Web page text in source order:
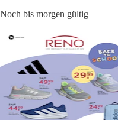
Noch bis morgen gültig